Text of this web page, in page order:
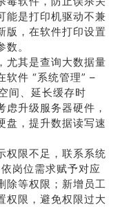
能是打印机驱动不兼
版，在软件打印设置
。
尤其是查询大数据量
软件 “系统管理” –
间、延长缓存时
升级服务器硬件，
盘，提升数据读写速
权限不足，联系系统
岗位需求赋予对应
除等权限；新增员工
权限，避免权限过大